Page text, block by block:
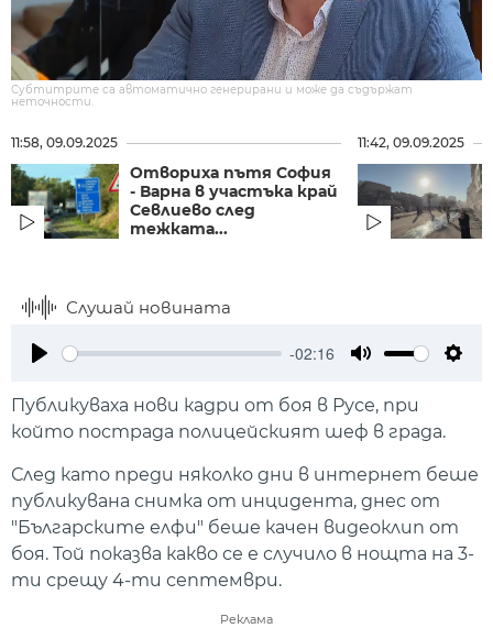
Субтитрите са автоматично генерирани и може да съдържат
неточности.
11:58, 09.09.2025
Отвориха пътя София
- Варна в участъка край
Севлиево след
тежката...
11:42, 09.09.2025
Слушай новината
-02:16
Публикуваха нови кадри от боя в Русе, при
който пострада полицейският шеф в града.
След като преди няколко дни в интернет беше
публикувана снимка от инцидента, днес от
"Българските елфи" беше качен видеоклип от
боя. Той показва какво се е случило в нощта на 3-
ти срещу 4-ти септември.
Реклама